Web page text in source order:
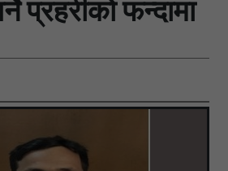
प्रहरीको फन्दामा